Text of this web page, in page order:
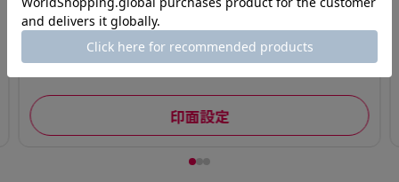
¥ 660(税込)～
印面設定